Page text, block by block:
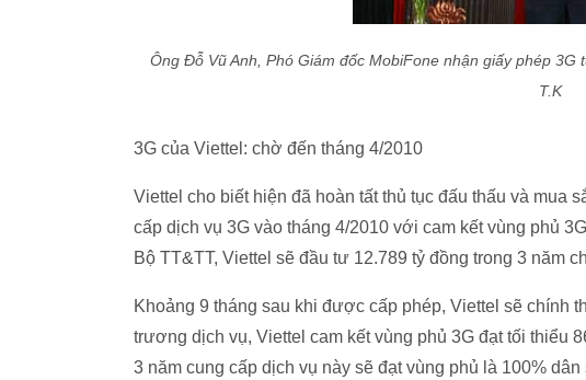
Ông Đỗ Vũ Anh, Phó Giám đốc MobiFone nhận giấy phép
T.K
3G của Viettel: chờ đến tháng 4/2010
Viettel cho biết hiện đã hoàn tất thủ tục đấu thấu và mua
cấp dịch vụ 3G vào tháng 4/2010 với cam kết vùng phủ
Bộ TT&TT, Viettel sẽ đầu tư 12.789 tỷ đồng trong 3 năm
Khoảng 9 tháng sau khi được cấp phép, Viettel sẽ chính
trương dịch vụ, Viettel cam kết vùng phủ 3G đạt tối thiểu
3 năm cung cấp dịch vụ này sẽ đạt vùng phủ là 100%